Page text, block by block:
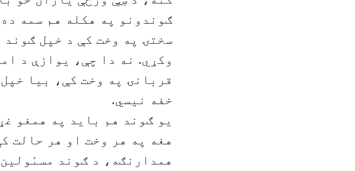
ګوندونو په هکله هم سمه
سختۍ په وخت کې د خپل ګوند
وکړي. نه دا چې، یوازې د
قربانۍ په وخت کې، بیا
خفه نیسي.
یو ګوند هم باید په همغو
هغه په هر وخت او هر حالت
همدارنګه، د ګوند